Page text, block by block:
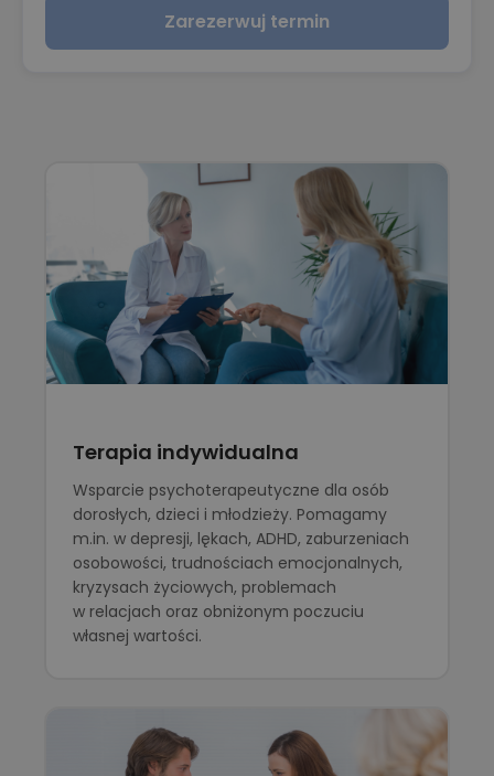
Zarezerwuj termin
Terapia indywidualna
Wsparcie psychoterapeutyczne dla osób
dorosłych, dzieci i młodzieży. Pomagamy
m.in. w depresji, lękach, ADHD, zaburzeniach
osobowości, trudnościach emocjonalnych,
kryzysach życiowych, problemach
w relacjach oraz obniżonym poczuciu
własnej wartości.